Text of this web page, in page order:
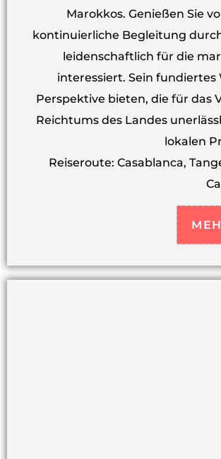
Marokkos. Genießen Sie
kontinuierliche Begleitung
leidenschaftlich für die
interessiert. Sein
Perspektive bieten, die für das
Reichtums des Landes
lokalen
Reiseroute: Casablanca,